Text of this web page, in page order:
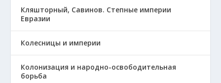
Кляшторный, Савинов. Степные империи
Евразии
Колесницы и империи
Колонизация и народно-освободительная
борьба